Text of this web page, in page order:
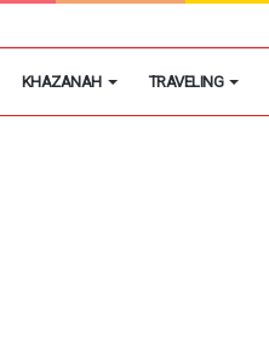
Ilegal
KHAZANAH TRAVELING